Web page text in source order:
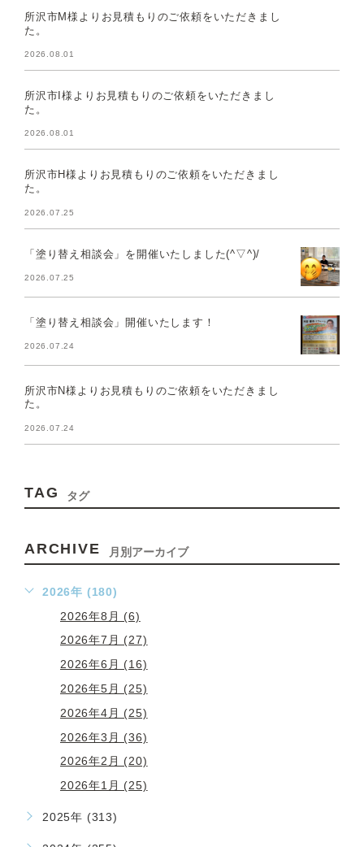
所沢市M様よりお見積もりのご依頼をいただきまし
た。
2026.08.01
所沢市I様よりお見積もりのご依頼をいただきまし
た。
2026.08.01
所沢市H様よりお見積もりのご依頼をいただきまし
た。
2026.07.25
「塗り替え相談会」を開催いたしました(^▽^)/
2026.07.25
「塗り替え相談会」開催いたします！
2026.07.24
所沢市N様よりお見積もりのご依頼をいただきまし
た。
2026.07.24
TAG タグ
ARCHIVE 月別アーカイブ
2026年 (180)
2026年8月 (6)
2026年7月 (27)
2026年6月 (16)
2026年5月 (25)
2026年4月 (25)
2026年3月 (36)
2026年2月 (20)
2026年1月 (25)
2025年 (313)